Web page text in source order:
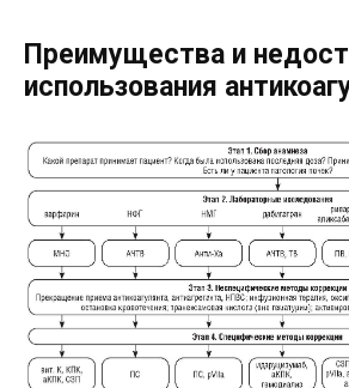
Преимущества и
использования